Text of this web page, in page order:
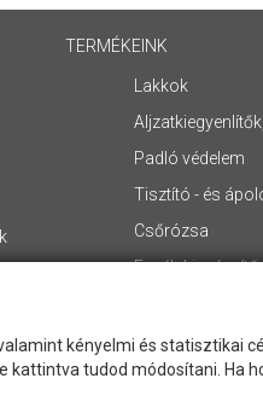
TERMÉKEINK
Lakkok
Padló védelem
Tisztító - és
Csőrózsa
Egyéb kiegészítő
kényelmi és statisztikai
tudod módosítani. Ha